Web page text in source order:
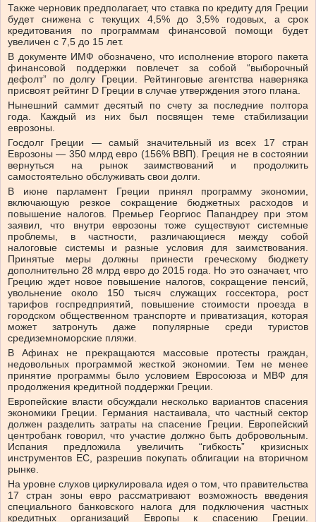
Также черновик предполагает, что ставка по кредиту для Греции
будет снижена с текущих 4,5% до 3,5% годовых, а срок
кредитования по программам финансовой помощи будет
увеличен с 7,5 до 15 лет.
В документе ИМФ обозначено, что исполнение второго пакета
финансовой поддержки повлечет за собой “выборочный
дефолт” по долгу Греции. Рейтинговые агентства наверняка
присвоят рейтинг D Греции в случае утверждения этого плана.
Нынешний саммит десятый по счету за последние полтора
года. Каждый из них был посвящен теме стабилизации
еврозоны.
Госдолг Греции — самый значительный из всех 17 стран
Еврозоны — 350 млрд евро (156% ВВП). Греция не в состоянии
вернуться на рынок заимствований и продолжить
самостоятельно обслуживать свои долги.
В июне парламент Греции принял программу экономии,
включающую резкое сокращение бюджетных расходов и
повышение налогов. Премьер Георгиос Папандреу при этом
заявил, что внутри еврозоны тоже существуют системные
проблемы, в частности, различающиеся между собой
налоговые системы и разные условия для заимствования.
Принятые меры должны принести греческому бюджету
дополнительно 28 млрд евро до 2015 года. Но это означает, что
Грецию ждет новое повышение налогов, сокращение пенсий,
увольнение около 150 тысяч служащих госсектора, рост
тарифов госпредприятий, повышение стоимости проезда в
городском общественном транспорте и приватизация, которая
может затронуть даже популярные среди туристов
средиземноморские пляжи.
В Афинах не прекращаются массовые протесты граждан,
недовольных программой жесткой экономии. Тем не менее
принятие программы было условием Евросоюза и МВФ для
продолжения кредитной поддержки Греции.
Европейские власти обсуждали несколько вариантов спасения
экономики Греции. Германия настаивала, что частный сектор
должен разделить затраты на спасение Греции. Европейский
центробанк говорил, что участие должно быть добровольным.
Испания предложила увеличить “гибкость” кризисных
инструментов ЕС, разрешив покупать облигации на вторичном
рынке.
На уровне слухов циркулировала идея о том, что правительства
17 стран зоны евро рассматривают возможность введения
специального банковского налога для подключения частных
кредитных организаций Европы к спасению Греции.